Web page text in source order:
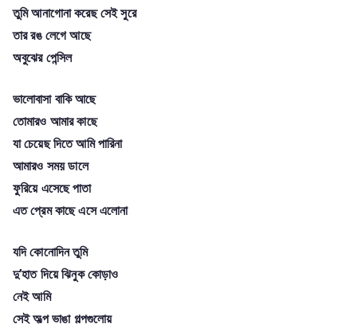
তুমি আনাগোনা করেছ সেই সুরে
তার রঙ লেগে আছে
অবুঝের পেন্সিল
ভালোবাসা বাকি আছে
তোমারও আমার কাছে
যা চেয়েছ দিতে আমি পারিনা
আমারও সময় ডালে
ফুরিয়ে এসেছে পাতা
এত প্রেম কাছে এসে এলোনা
যদি কোনোদিন তুমি
দু’হাত দিয়ে ঝিনুক কোড়াও
নেই আমি
সেই অল্প ভাঙা গল্পগুলোয়